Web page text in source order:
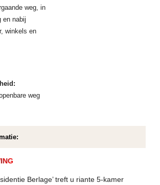
weg, in
en nabij
winkels en
weg
Berlage’ treft u riante 5-kamer